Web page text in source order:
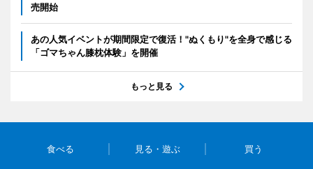
売開始
あの人気イベントが期間限定で復活！"ぬくもり"を全身で感じる
「ゴマちゃん膝枕体験」を開催
もっと見る
食べる 見る・遊ぶ 買う